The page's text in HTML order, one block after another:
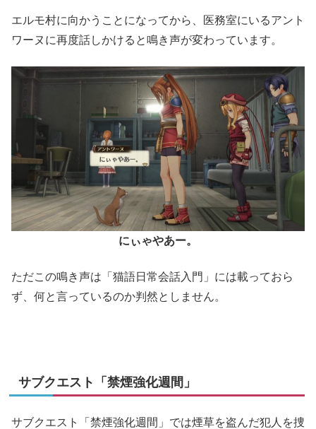
エルモ村に向かうことになってから、医務室にいるアント
ワーヌに再度話しかけると鳴き声が変わっています。
にぃゃやあー。
ただこの鳴き声は「猫語日常会話入門」には載っておら
ず、何と言っているのか判然としません。
サブクエスト「禁煙強化週間」
サブクエスト「禁煙強化週間」では煙草を盗んだ犯人を捜